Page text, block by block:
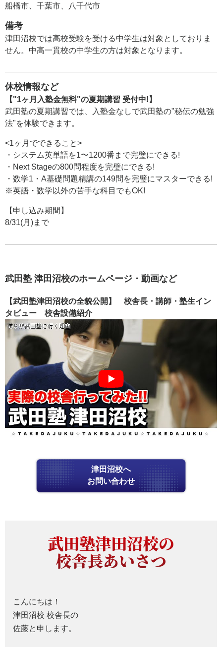
船橋市、千葉市、八千代市
備考
津田沼校では高校受験を受ける中学生は対象としておりま
せん。中高一貫校の中学生の方は対象となります。
休校情報など
【"1ヶ月入塾金無料"の夏期講習 受付中!】
武田塾の夏期講習では、入塾金なしで武田塾の"秘伝の勉強
法"を体験できます。
<1ヶ月でできること>
・システム英単語を1〜1200番まで完璧にできる!
・Next Stageの800問程度を完璧にできる!
・数学1・A基礎問題精講の149問を完璧にマスターできる!
※英語・数学以外の苦手な科目でもOK!
【申し込み期間】
8/31(月)まで
武田塾 津田沼校のホームページ・動画など
【武田塾津田沼校の全貌公開】 校舎長・講師・塾生イン
タビュー 校舎設備紹介
津田沼校へ
お問い合わせ
武田塾津田沼校の
校舎長あいさつ
こんにちは！
津田沼校 校舎長の
佐藤と申します。